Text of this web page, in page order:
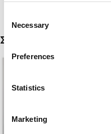
Selection
Necessary
Preferences
Statistics
Marketing
Σχετικά προϊόντα